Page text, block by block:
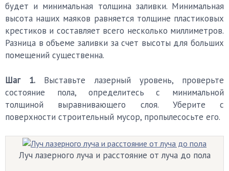
будет и минимальная толщина заливки. Минимальная
высота наших маяков равняется толщине пластиковых
крестиков и составляет всего несколько миллиметров.
Разница в объеме заливки за счет высоты для больших
помещений существенна.
Шаг 1. Выставьте лазерный уровень, проверьте
состояние пола, определитесь с минимальной
толщиной выравнивающего слоя. Уберите с
поверхности строительный мусор, пропылесосьте его.
Луч лазерного луча и расстояние от луча до пола